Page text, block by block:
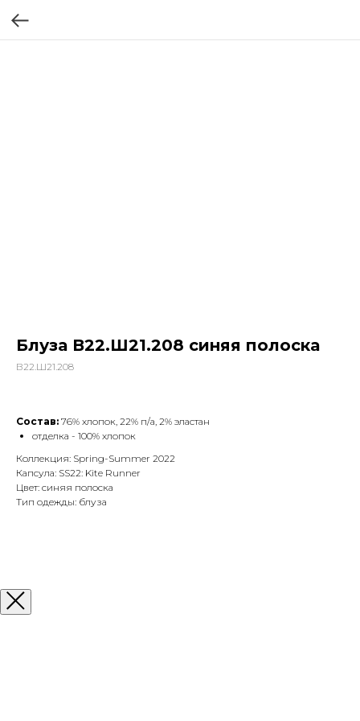
Блуза В22.Ш21.208 синяя полоска
В22.Ш21.208
Состав: 76% хлопок, 22% п/а, 2% эластан
отделка - 100% хлопок
Коллекция: Spring-Summer 2022
Капсула: SS22: Kite Runner
Цвет: синяя полоска
Тип одежды: блуза